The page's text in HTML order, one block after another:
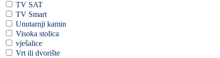
TV SAT
TV Smart
Unutarnji kamin
Visoka stolica
vješalice
Vrt ili dvorište